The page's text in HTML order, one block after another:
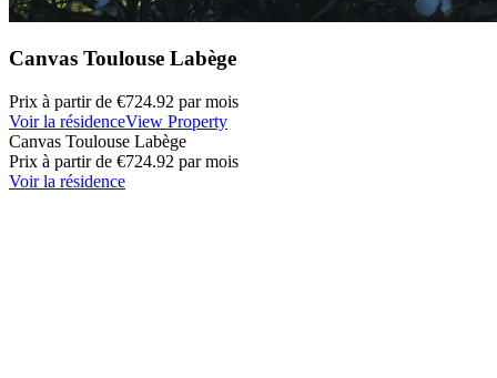
Canvas Toulouse Labège
Prix à partir de €724.92 par mois
Voir la résidenceView Property
Canvas Toulouse Labège
Prix à partir de €724.92 par mois
Voir la résidence